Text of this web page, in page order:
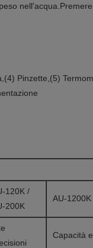
Pinzette,(5)
120K /
200K
AU-
Capacità